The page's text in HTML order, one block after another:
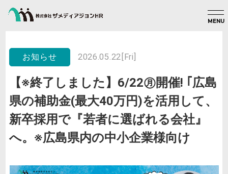
MENU
お知らせ 2026.05.22[Fri]
【※終了しました】6/22㊊開催! ｢広島
県の補助金(最大40万円)を活用して、
新卒採用で『若者に選ばれる会社』
へ。※広島県内の中小企業様向け